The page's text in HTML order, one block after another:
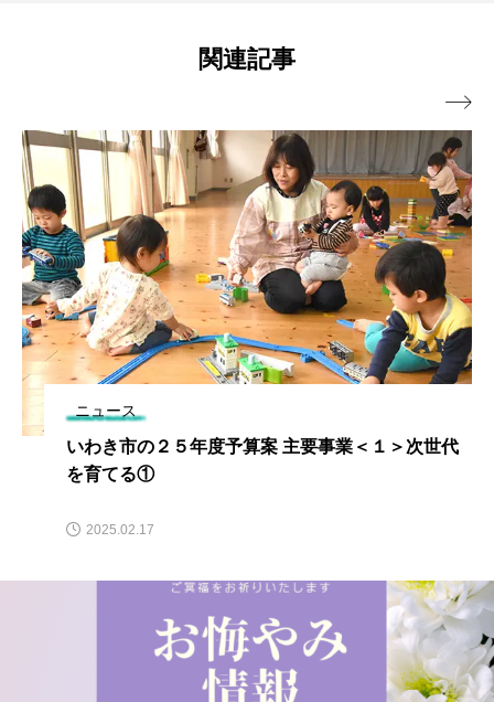
関連記事
ニュース
いわき市の２５年度予算案 主要事業＜１＞次世代
を育てる①
2025.02.17
